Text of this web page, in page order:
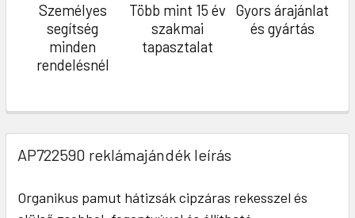
Személyes
segítség
minden
rendelésnél
Több mint 15 év
szakmai
tapasztalat
Gyors árajánlat
és gyártás
AP722590 reklámajándék leírás
Organikus pamut hátizsák cipzáras rekesszel és